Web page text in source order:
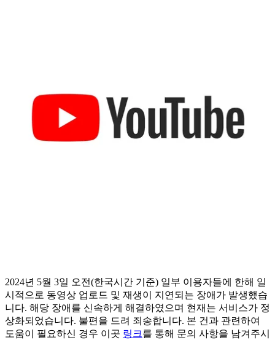
2024년 5월 3일 오전(한국시간 기준) 일부 이용자들에 한해 일
시적으로 동영상 업로드 및 재생이 지연되는 장애가 발생했습
니다. 해당 장애를 신속하게 해결하였으며 현재는 서비스가 정
상화되었습니다. 불편을 드려 죄송합니다. 본 건과 관련하여
도움이 필요하신 경우 이곳 링크를 통해 문의 사항을 남겨주시